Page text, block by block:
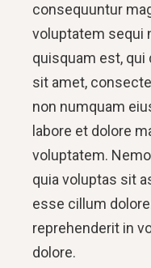
consequuntur
voluptatem sequi
quisquam est,
sit amet,
non numquam
labore et dolore
voluptatem.
quia voluptas sit
esse cillum
reprehenderit in
dolore.